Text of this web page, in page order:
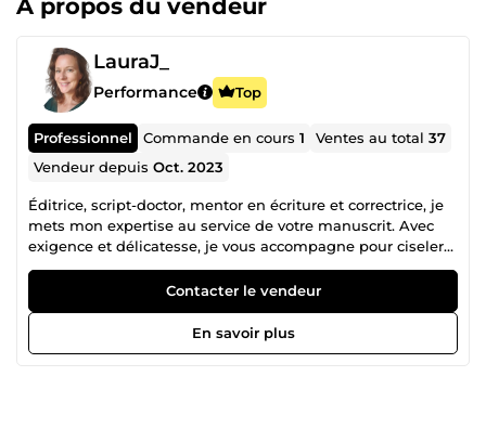
À propos du vendeur
LauraJ_
Performance Top
Professionnel Commande en cours1 Ventes au total37
Vendeur depuisOct. 2023
Éditrice, script-doctor, mentor en écriture et correctrice, je
mets mon expertise au service de votre manuscrit. Avec
exigence et délicatesse, je vous accompagne pour ciseler
chaque phrase, affiner chaque nuance. 🎯Mon objectif :
magnifier votre histoire, révéler son potentiel et son
unicité, lui offrir la force d’émouvoir, de convaincre et de
Contacter le vendeur
En savoir plus